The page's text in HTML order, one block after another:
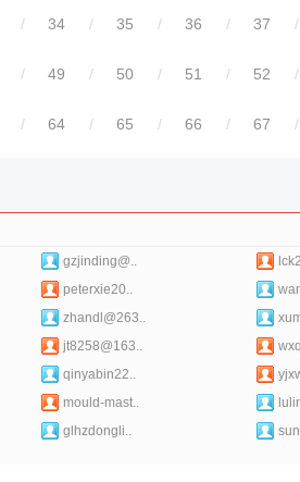
/ 34 / 35 / 36 / 37 /
/ 49 / 50 / 51 / 52 /
/ 64 / 65 / 66 / 67 /
gzjinding@..
peterxie20..
zhandl@263..
jt8258@163..
qinyabin22..
mould-mast..
glhzdongli..